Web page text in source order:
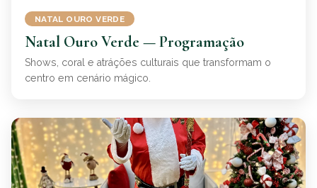
NATAL OURO VERDE
Natal Ouro Verde — Programação
Shows, coral e atráções culturais que transformam o
centro em cenário mágico.